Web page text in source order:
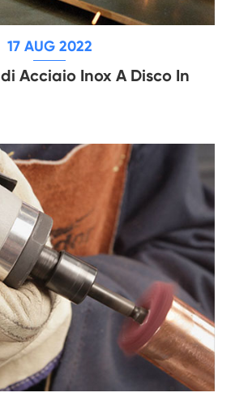
17 AUG 2022
Acciaio Inox A Disco In